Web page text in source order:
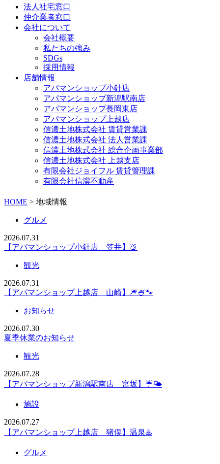
法人社宅窓口
仲介業者窓口
会社について
会社概要
私たちの強み
SDGs
採用情報
店舗情報
アパマンショップ小針店
アパマンショップ新潟駅南店
アパマンショップ長岡東店
アパマンショップ上越店
信濃土地株式会社 賃貸営業課
信濃土地株式会社 法人営業課
信濃土地株式会社 総合企画事業部
信濃土地株式会社 上越支店
有限会社ジョイフル 賃貸管理課
有限会社信濃不動産
HOME > 地域情報
グルメ
2026.07.31
【アパマンショップ小針店 笠井】🍑
観光
2026.07.31
【アパマンショップ上越店 山崎】🎆🍧🐾
お知らせ
2026.07.30
夏季休業のお知らせ
観光
2026.07.28
【アパマンショップ新潟駅南店 宮坂】☔🌤️
施設
2026.07.27
【アパマンショップ上越店 猪俣】温泉♨️
グルメ